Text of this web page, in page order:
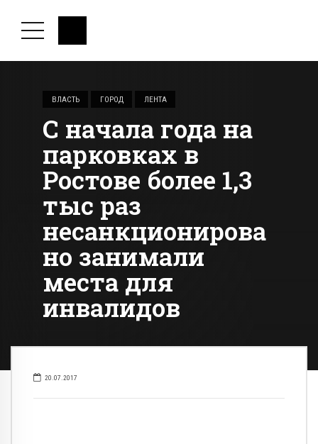
ВЛАСТЬ ГОРОД ЛЕНТА
С начала года на
парковках в
Ростове более 1,3
тыс раз
несанкционирова
но занимали
места для
инвалидов
20.07.2017